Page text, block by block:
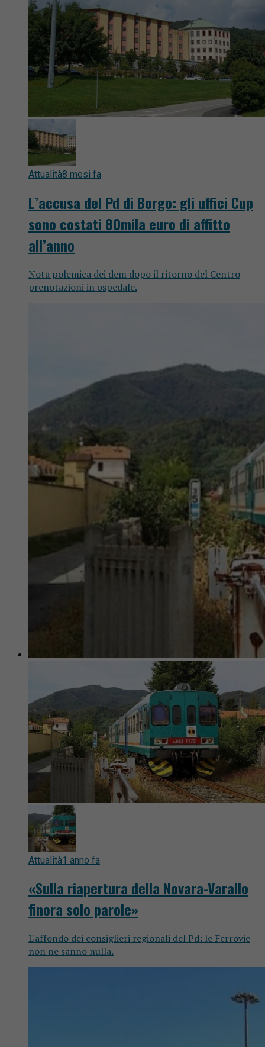
Attualità8 mesi fa
L’accusa del Pd di Borgo: gli uffici Cup
sono costati 80mila euro di affitto
all’anno
Nota polemica dei dem dopo il ritorno del Centro
prenotazioni in ospedale.
Attualità1 anno fa
«Sulla riapertura della Novara-Varallo
finora solo parole»
L'affondo dei consiglieri regionali del Pd: le Ferrovie
non ne sanno nulla.